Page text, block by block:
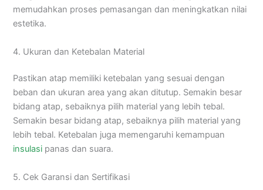
memudahkan proses pemasangan dan meningkatkan nilai
estetika.
4. Ukuran dan Ketebalan Material
Pastikan atap memiliki ketebalan yang sesuai dengan
beban dan ukuran area yang akan ditutup. Semakin besar
bidang atap, sebaiknya pilih material yang lebih tebal.
Semakin besar bidang atap, sebaiknya pilih material yang
lebih tebal. Ketebalan juga memengaruhi kemampuan
insulasi panas dan suara.
5. Cek Garansi dan Sertifikasi